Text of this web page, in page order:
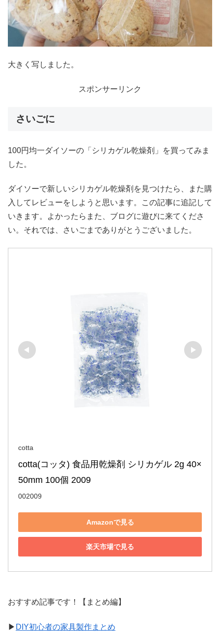
大きく写しました。
スポンサーリンク
さいごに
100円均一ダイソーの「シリカゲル乾燥剤」を買ってみま
した。
ダイソーで新しいシリカゲル乾燥剤を見つけたら、また購
入してレビューをしようと思います。この記事に追記して
いきます。よかったらまた、ブログに遊びに来てくださ
い。それでは、さいごまでありがとうございました。
cotta
cotta(コッタ) 食品用乾燥剤 シリカゲル 2g 40×
50mm 100個 2009
002009
Amazonで見る
楽天市場で見る
おすすめ記事です！【まとめ編】
▶ DIY初心者の家具製作まとめ